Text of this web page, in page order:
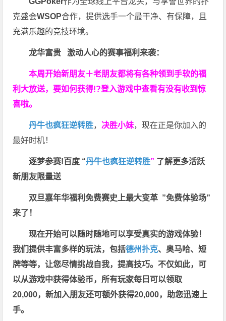
克盛会WSOP合作，提供选手一个最干净、有保障，且
充满乐趣的竞技环境。
龙华富贵 激动人心的赛事福利来袭：
本周开始新朋友＋老朋友都将有各种领到手软的福
利大放送，要如何获得!?登入游戏中查看有没有收到惊
喜啦。
丹牛也疯狂逆转胜， 决胜小妹，现在正是你加入的
最好时机！
逐梦参赛!百度 “丹牛也疯狂逆转胜” 了解更多活跃
新朋友限量送
双旦嘉年华福利免费赛史上最大变革 ”免费体验场”
来了！
现在开始可以随时随地可以享受真实的游戏体验！
我们提供丰富多样的玩法，包括德州扑克、奥马哈、短
牌等等，让您尽情挑战自我，提高技巧。不仅如此， 可
以从游戏中获得体验币，所有玩家每日可以领取
20,000，新加入朋友还可额外获得20,000，助您迅速上
手。